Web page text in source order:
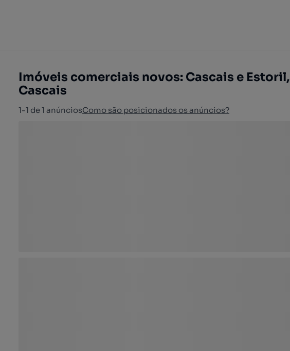
Imóveis comerciais novos: Cascais e Estoril,
Cascais
1-1 de 1 anúnciosComo são posicionados os anúncios?